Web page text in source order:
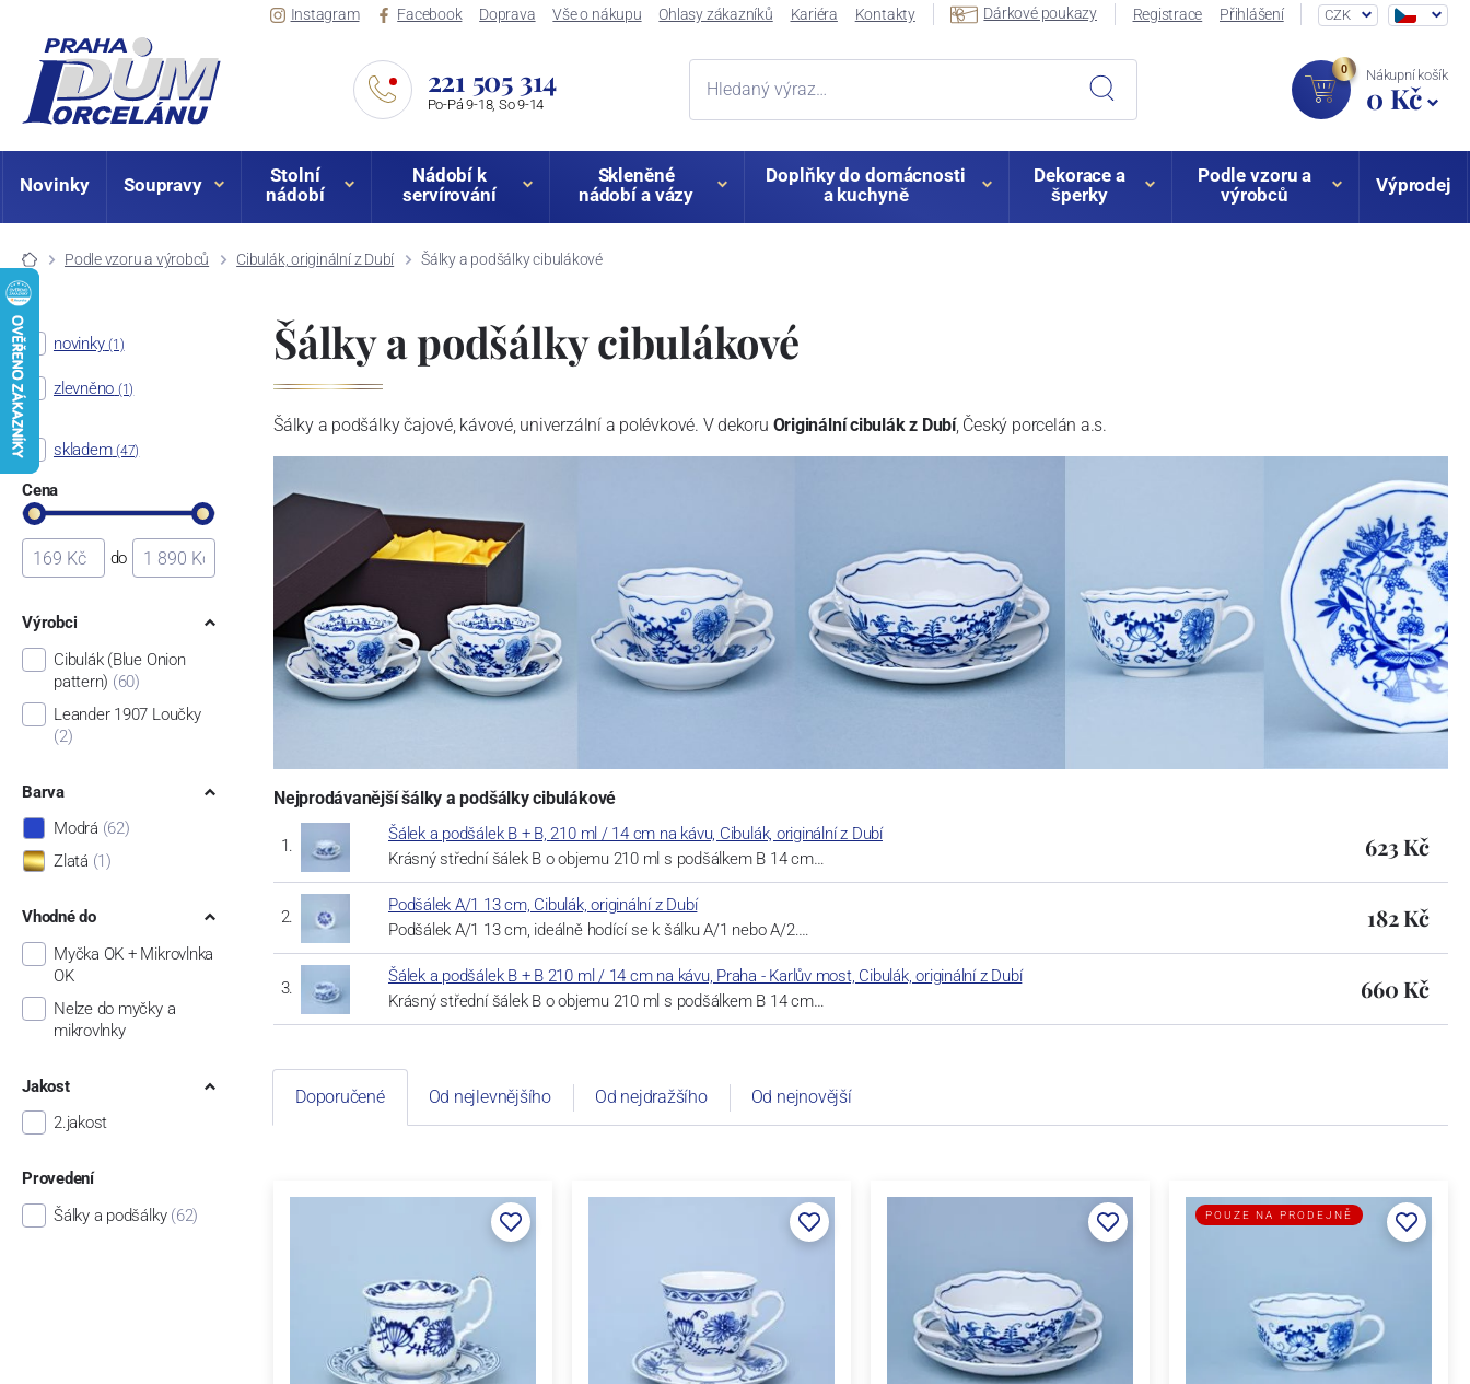
Instagram Facebook Doprava Vše o nákupu Ohlasy zákazníků Kariéra Kontakty Dárkové poukazy Registrace Přihlášení CZK
221 505 314
Po-Pá 9-18, So 9-14
0 Nákupní košík
0 Kč
Novinky Soupravy
Stolní
nádobí
Nádobí k
servírování
Skleněné
nádobí a vázy
Doplňky do domácnosti
a kuchyně
Dekorace a
šperky
Podle vzoru a
výrobců
Výprodej
Podle vzoru a výrobců Cibulák, originální z Dubí Šálky a podšálky cibulákové
Šálky a podšálky cibulákové
Šálky a podšálky čajové, kávové, univerzální a polévkové. V dekoru Originální cibulák z Dubí, Český porcelán a.s.
Nejprodávanější šálky a podšálky cibulákové
Šálek a podšálek B + B, 210 ml / 14 cm na kávu, Cibulák, originální z Dubí
Krásný střední šálek B o objemu 210 ml s podšálkem B 14 cm…
623 Kč
Podšálek A/1 13 cm, Cibulák, originální z Dubí
Podšálek A/1 13 cm, ideálně hodící se k šálku A/1 nebo A/2.…
182 Kč
Šálek a podšálek B + B 210 ml / 14 cm na kávu, Praha - Karlův most, Cibulák, originální z Dubí
Krásný střední šálek B o objemu 210 ml s podšálkem B 14 cm…
660 Kč
novinky (1)
zlevněno (1)
skladem (47)
Cena
do
Výrobci
Cibulák (Blue Onion
pattern) (60)
Leander 1907 Loučky
(2)
Barva
Modrá (62)
Zlatá (1)
Vhodné do
Myčka OK + Mikrovlnka
OK
Nelze do myčky a
mikrovlnky
Jakost
2.jakost
Provedení
Šálky a podšálky (62)
Doporučené Od nejlevnějšího Od nejdražšího Od nejnovější
POUZE NA PRODEJNĚ